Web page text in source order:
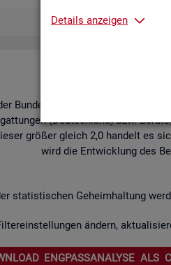
Details anzeigen
Bun­des­agen­tur für Ar­beit
(Deutsch­land) bzw.
grö­ßer gleich 2,0 han­delt es
wird die Ent­wick­lung des
sta­tis­ti­schen Ge­heim­hal­tung
än­dern,
ENGPASSANALYSE ALS